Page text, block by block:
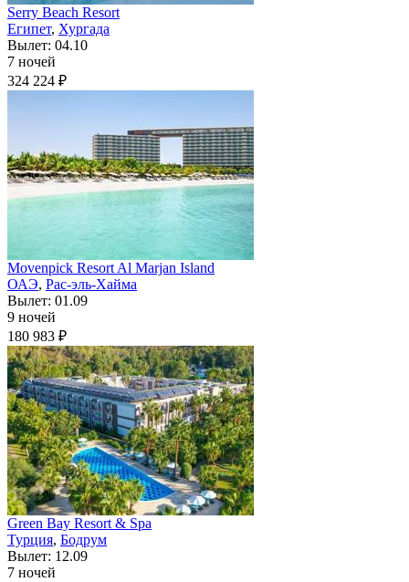
Serry Beach Resort
Египет, Хургада
Вылет: 04.10
7 ночей
324 224 ₽
Movenpick Resort Al Marjan Island
ОАЭ, Рас-эль-Хайма
Вылет: 01.09
9 ночей
180 983 ₽
Green Bay Resort & Spa
Турция, Бодрум
Вылет: 12.09
7 ночей